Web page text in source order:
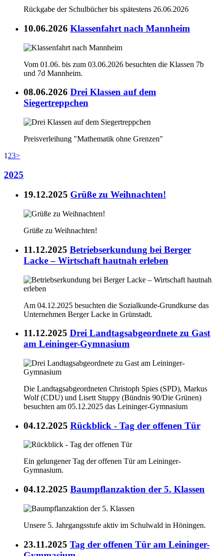
Rückgabe der Schulbücher bis spätestens 26.06.2026
10.06.2026 Klassenfahrt nach Mannheim
Vom 01.06. bis zum 03.06.2026 besuchten die Klassen 7b
und 7d Mannheim.
08.06.2026 Drei Klassen auf dem
Siegertreppchen
Preisverleihung "Mathematik ohne Grenzen"
1 23>
2025
19.12.2025 Grüße zu Weihnachten!
Grüße zu Weihnachten!
11.12.2025 Betriebserkundung bei Berger
Lacke – Wirtschaft hautnah erleben
Am 04.12.2025 besuchten die Sozialkunde-Grundkurse das
Unternehmen Berger Lacke in Grünstadt.
11.12.2025 Drei Landtagsabgeordnete zu Gast
am Leininger-Gymnasium
Die Landtagsabgeordneten Christoph Spies (SPD), Markus
Wolf (CDU) und Lisett Stuppy (Bündnis 90/Die Grünen)
besuchten am 05.12.2025 das Leininger-Gymnasium
04.12.2025 Rückblick - Tag der offenen Tür
Ein gelungener Tag der offenen Tür am Leininger-
Gymnasium.
04.12.2025 Baumpflanzaktion der 5. Klassen
Unsere 5. Jahrgangsstufe aktiv im Schulwald in Höningen.
23.11.2025 Tag der offenen Tür am Leininger-